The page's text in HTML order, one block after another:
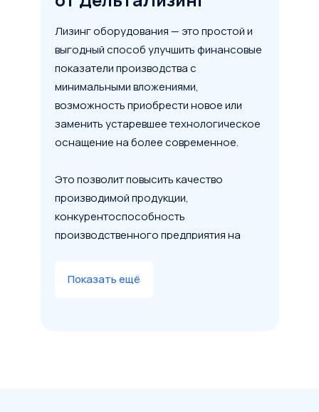
Лизинг оборудования — это простой и
выгодный способ улучшить финансовые
показатели производства с
минимальными вложениями,
возможность приобрести новое или
заменить устаревшее технологическое
оснащение на более современное.
Это позволит повысить качество
производимой продукции,
конкурентоспособность
производственного предприятия на
Показать ещё
Рассчитать лизинг